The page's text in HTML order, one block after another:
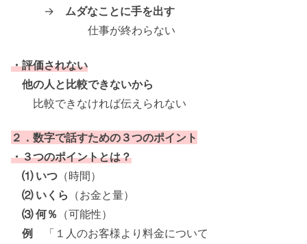
→ ムダなことに手を出す
仕事が終わらない
・評価されない
他の人と比較できないから
比較できなければ伝えられない
２．数字で話すための３つのポイント
・３つのポイントとは？
⑴ いつ （時間）
⑵ いくら （お金と量）
⑶ 何％ （可能性）
例 「１人のお客様より料金について